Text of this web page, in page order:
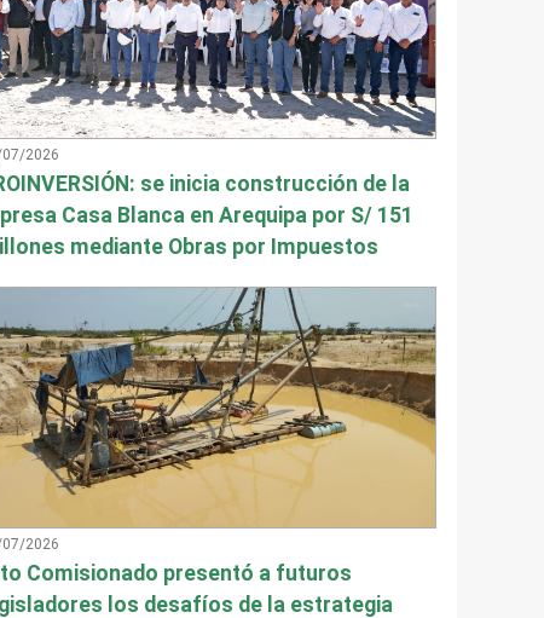
2026
se inicia construcción de la
Casa Blanca en Arequipa por S/ 151
mediante Obras por Impuestos
2026
Comisionado presentó a futuros
los desafíos de la estrategia